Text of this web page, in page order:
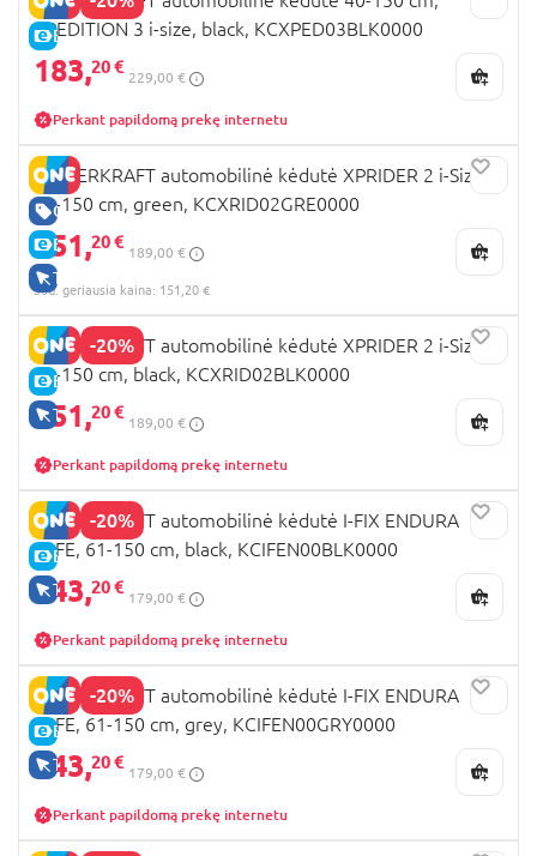
E-KAINA
XPEDITION 3 i-size, black, KCXPED03BLK0000
183,20 €
229,00 €
Perkant papildomą prekę internetu
GERA KAINA
E-KAINA
TIK INTERNETU
KINDERKRAFT automobilinė kėdutė XPRIDER 2 i-Size,
40-150 cm, green, KCXRID02GRE0000
151,20 €
189,00 €
30d. geriausia kaina: 151,20 €
-20%
E-KAINA
TIK INTERNETU
KINDERKRAFT automobilinė kėdutė XPRIDER 2 i-Size,
40-150 cm, black, KCXRID02BLK0000
151,20 €
189,00 €
Perkant papildomą prekę internetu
-20%
E-KAINA
TIK INTERNETU
KINDERKRAFT automobilinė kėdutė I-FIX ENDURA
SAFE, 61-150 cm, black, KCIFEN00BLK0000
143,20 €
179,00 €
Perkant papildomą prekę internetu
-20%
E-KAINA
TIK INTERNETU
KINDERKRAFT automobilinė kėdutė I-FIX ENDURA
SAFE, 61-150 cm, grey, KCIFEN00GRY0000
143,20 €
179,00 €
Perkant papildomą prekę internetu